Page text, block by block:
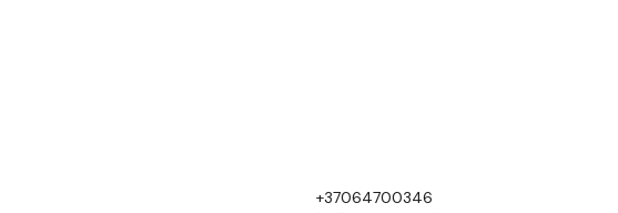
+37064700346